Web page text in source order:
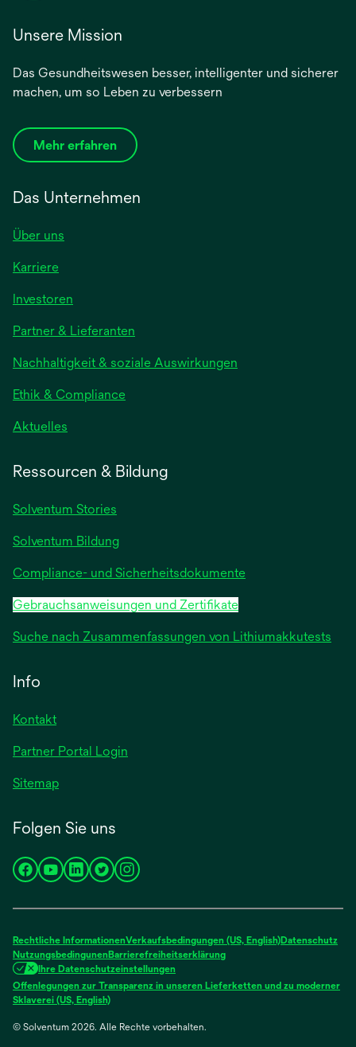
Unsere Mission
Das Gesundheitswesen besser, intelligenter und sicherer
machen, um so Leben zu verbessern
Mehr erfahren
Das Unternehmen
Über uns
Karriere
Investoren
einer
neuen
Registerkarte
geöffnet
Partner & Lieferanten
Nachhaltigkeit & soziale Auswirkungen
Ethik & Compliance
Aktuelles
Registerkarte
Ressourcen & Bildung
Solventum Stories
Solventum Bildung
Compliance- und Sicherheitsdokumente
Gebrauchsanweisungen und Zertifikate
Suche nach Zusammenfassungen von Lithiumakkutests
Info
Kontakt
Partner Portal Login
Sitemap
Folgen Sie uns
wird
neuen
Registerkarte
geöffnet
wird
neuen
Registerkarte
geöffnet
wird
neuen
Registerkarte
geöffnet
wird
neuen
Registerkarte
geöffnet
wird
neuen
Registerkarte
geöffnet
Rechtliche InformationenVerkaufsbedingungen (US, English)Datenschutz
NutzungsbedingunenBarrierefreiheitserklärung
Ihre Datenschutzeinstellungen
Offenlegungen zur Transparenz in unseren Lieferketten und zu moderner
Sklaverei (US, English)wird
einer
© Solventum 2026. Alle Rechte vorbehalten.